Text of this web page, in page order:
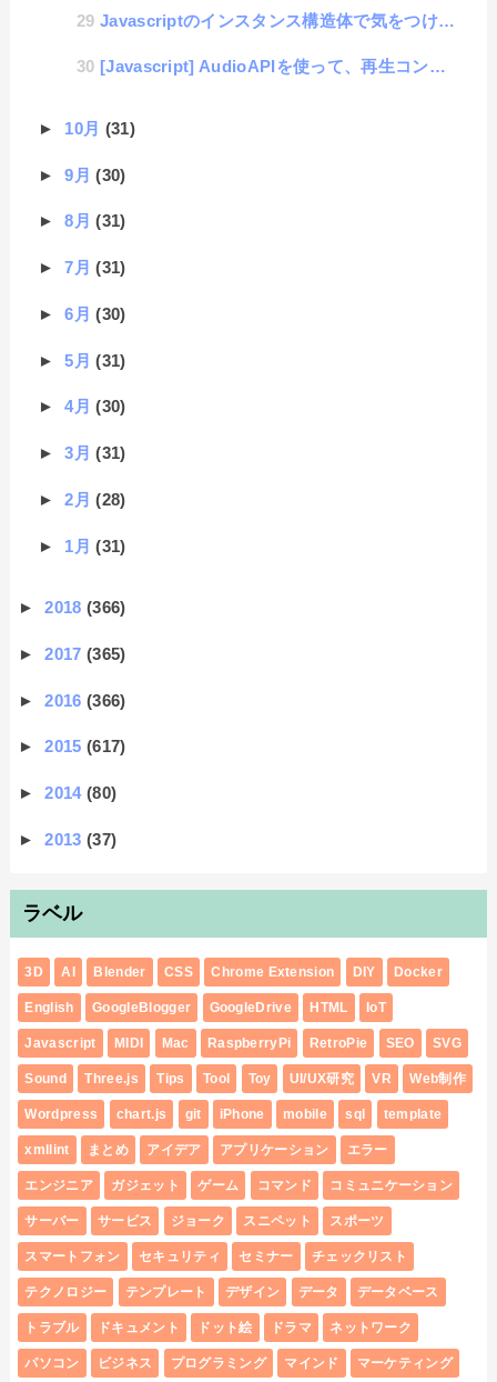
Javascriptのインスタンス構造体で気をつけること
[Javascript] AudioAPIを使って、再生コントロールと同時に音量コントロールをする方法
► 10月 (31)
►9月(30)
►8月(31)
►7月(31)
►6月(30)
►5月(31)
►4月(30)
►3月(31)
►2月(28)
► 1月(31)
►2018(366)
►2017(365)
►2016(366)
►2015(617)
►2014(80)
►2013(37)
ラベル
3D AI Blender CSS Chrome Extension DIY Docker
English GoogleBlogger GoogleDrive HTML IoT
Javascript MIDI Mac RaspberryPi RetroPie SEO SVG
Sound Three.js Tips Tool Toy UI/UX研究 VR Web制作
Wordpress chart.js git iPhone mobile sql template
xmllint まとめ アイデア アプリケーション エラー
エンジニア ガジェット ゲーム コマンド コミュニケーション
サーバー サービス ジョーク スニペット スポーツ
スマートフォン セキュリティ セミナー チェックリスト
テクノロジー テンプレート デザイン データ データベース
トラブル ドキュメント ドット絵 ドラマ ネットワーク
パソコン ビジネス プログラミング マインド マーケティング